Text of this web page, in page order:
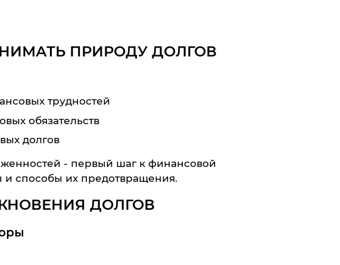
ПРИРОДУ ДОЛГОВ
трудностей
обязательств
долгов
- первый шаг к финансовой
способы их предотвращения.
ДОЛГОВ